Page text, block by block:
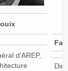
d’AREP,